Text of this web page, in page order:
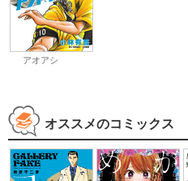
アオアシ
オススメのコミックス